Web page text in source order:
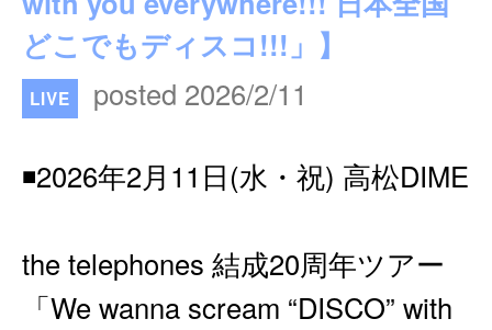
どこでもディスコ!!!」】
LIVE posted 2026/2/11
◾️2026年2月11日(水・祝) 高松DIME
the telephones 結成20周年ツアー
「We wanna scream “DISCO” with